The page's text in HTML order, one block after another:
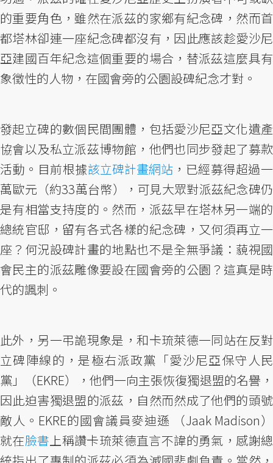
的重要角色，雖然在派茲的家鄉有紀念碑，然而首
都塔林卻連一座紀念碑都沒有，因此應該趁愛沙尼
亞建國百年紀念這個重要的場合，替派茲這麼具有
象徵性的人物，在國會旁的公園設碑紀念才對。
發起立碑的數個民間團體，包括愛沙尼亞文化遺產
協會以及私立派茲博物館，他們也同步發起了募款
活動。目前根據該立碑計畫網站，已經募得超過一
萬歐元（約33萬台幣），可見大眾對派茲紀念碑仍
是有相當支持度的。然而，派茲早在塔林另一端的
總統官邸，留有各式各樣的紀念碑，又何須再立一
座？何況設碑計畫的地點也不是全無爭議：藐視國
會民主的派茲雕像要設在國會旁的公園？這真是時
代的諷刺。
此外，另一弔詭現象是，和卡琉萊德一同站在反對
立碑陣線的，是極右派政黨「愛沙尼亞保守人民
黨」（EKRE），他們一向主張恢復獨退盟的名譽，
因此迫害獨退盟的派茲，自然而然成了他們的頭號
敵人。EKRE的國會議員麥迪遜 （Jaak Madison）
就在臉書上稱讚卡琉萊德直言不諱的勇氣，感謝總